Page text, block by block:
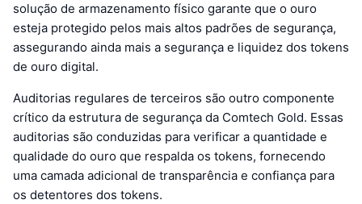
solução de armazenamento físico garante que o ouro
esteja protegido pelos mais altos padrões de segurança,
assegurando ainda mais a segurança e liquidez dos tokens
de ouro digital.
Auditorias regulares de terceiros são outro componente
crítico da estrutura de segurança da Comtech Gold. Essas
auditorias são conduzidas para verificar a quantidade e
qualidade do ouro que respalda os tokens, fornecendo
uma camada adicional de transparência e confiança para
os detentores dos tokens.